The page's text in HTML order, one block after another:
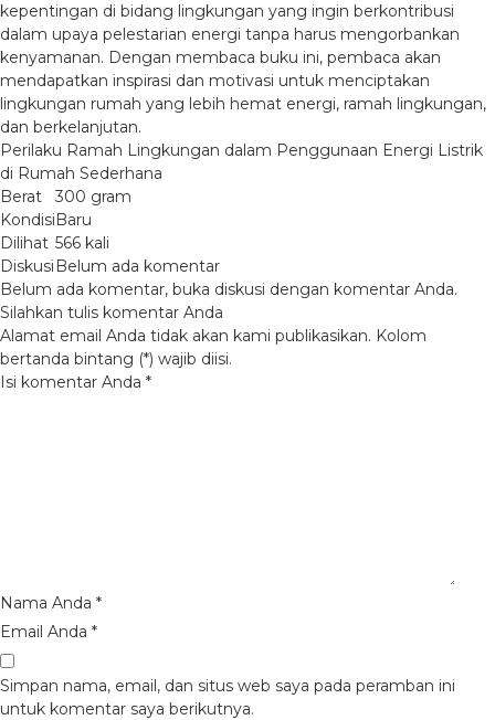
kepentingan di bidang lingkungan yang ingin berkontribusi
dalam upaya pelestarian energi tanpa harus mengorbankan
kenyamanan. Dengan membaca buku ini, pembaca akan
mendapatkan inspirasi dan motivasi untuk menciptakan
lingkungan rumah yang lebih hemat energi, ramah lingkungan,
dan berkelanjutan.
Perilaku Ramah Lingkungan dalam Penggunaan Energi Listrik
di Rumah Sederhana
Berat
300 gram
KondisiBaru
Dilihat 566 kali
Diskusi Belum ada komentar
Belum ada komentar, buka diskusi dengan komentar Anda.
Silahkan tulis komentar Anda
Alamat email Anda tidak akan kami publikasikan. Kolom
bertanda bintang (*) wajib diisi.
Isi komentar Anda *
Nama Anda *
Email Anda *
Simpan nama, email, dan situs web saya pada peramban ini
untuk komentar saya berikutnya.